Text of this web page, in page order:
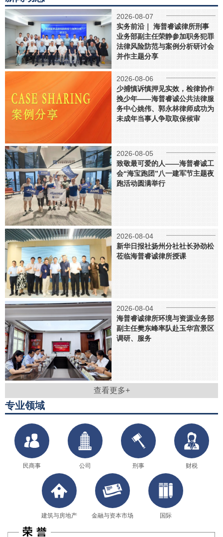
2026-08-07
实务前沿｜ 海普睿诚律所刑事
业务部副主任荣静参加职务犯罪
法律风险防范与案例分析研讨会
并作主题分享
2026-08-06
少捕慎诉慎押见实效，检律协作
挽少年——海普睿诚公共法律服
务中心姚伟、郭永林律师成功为
未成年当事人争取取保候审
2026-08-05
致敬最可爱的人——海普睿诚工
会“海宝跑团”八一建军节主题夜
跑活动圆满举行
2026-08-04
新华日报社扬州分社社长孙劲松
莅临海普睿诚律所授课
2026-08-04
海普睿诚律所环境与资源业务部
副主任樊东峰率队赴玉华宫景区
调研、服务
查看更多+
专业领域
民商事 公司 刑事 财税
建筑与房地产 金融与资本市场 国际